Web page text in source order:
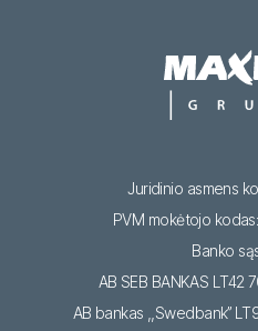
Juridinio asmens
PVM mokėtojo
Banko
AB SEB BANKAS
AB bankas ,,Swedbank’’